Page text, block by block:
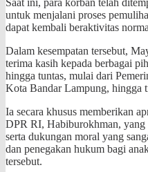
untuk menjalani proses
dapat kembali beraktivitas
​Dalam kesempatan tersebut,
terima kasih kepada berbagai
hingga tuntas, mulai dari
Kota Bandar Lampung, hingga
Ia secara khusus memberikan
DPR RI, Habiburokhman, yang
serta dukungan moral yang
dan penegakan hukum bagi
tersebut.